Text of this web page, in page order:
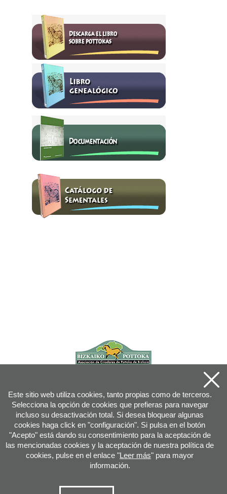
info@pottoka.info
Este sitio web utiliza cookies, tanto propias como de terceros.
Selecciona la opción de cookies que prefieras para navegar
incluso su desactivación total. Si desea bloquear algunas
cookies haga click en "configuración". Si pulsa en el botón
"Acepto" está dando su consentimiento para la aceptación de
las mencionadas cookies y la aceptación de nuestra política de
cookies, pulse en el enlace "Leer más" para mayor
información.